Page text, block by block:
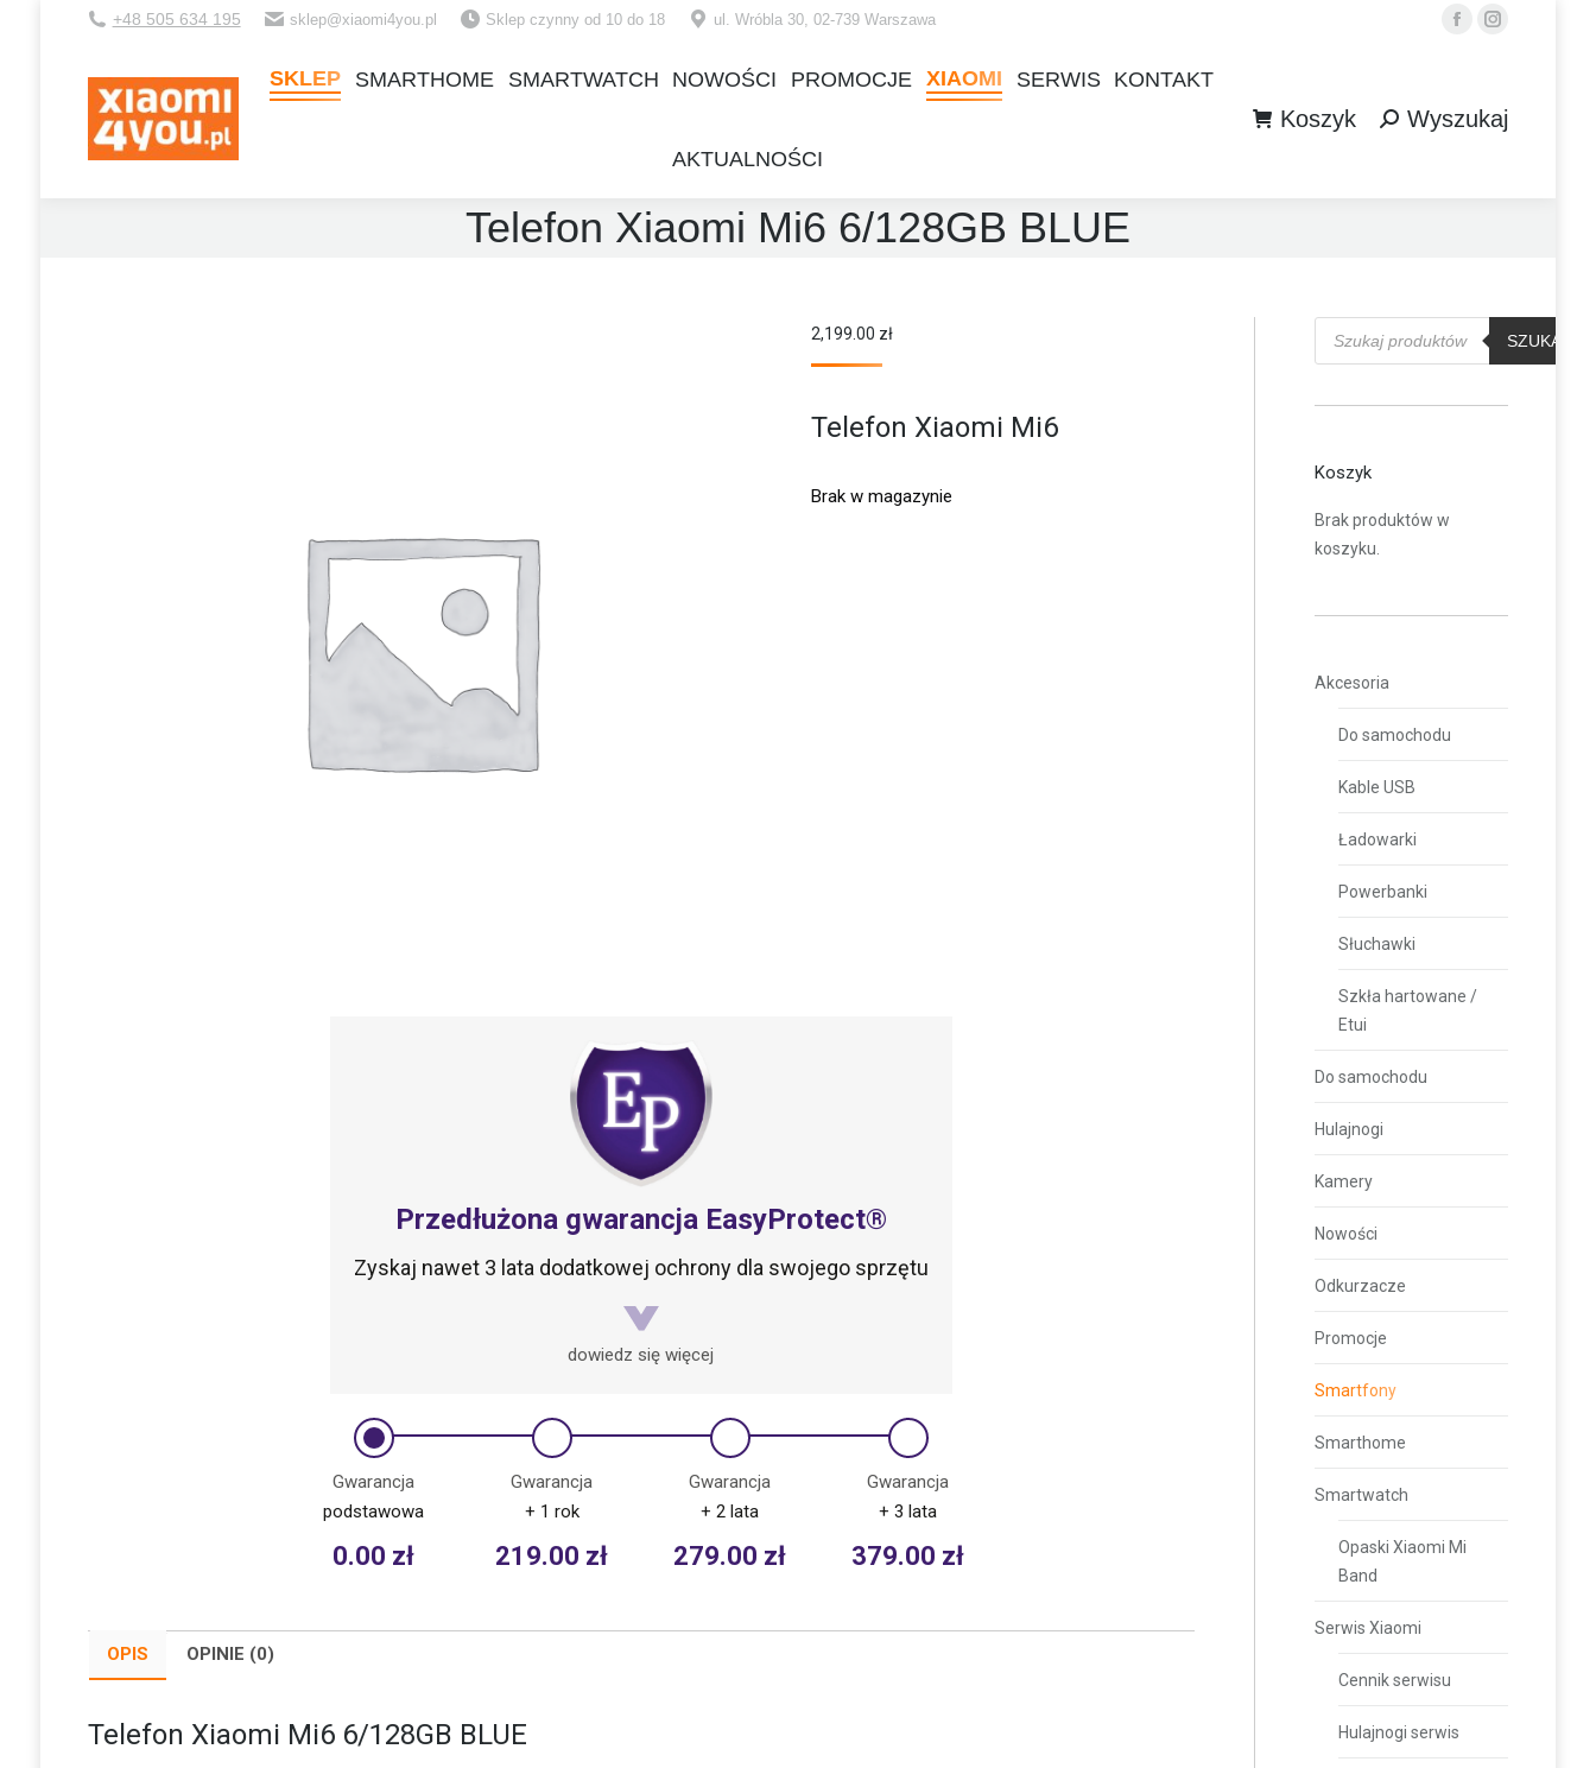
+48 505 634 195 sklep@xiaomi4you.pl Sklep czynny od 10 do 18 ul. Wróbla 30, 02-739 Warszawa
FacebookInstagram
SKLEP SMARTHOME SMARTWATCH NOWOŚCI PROMOCJE XIAOMI SERWIS KONTAKT
AKTUALNOŚCI
Koszyk Szukaj:Wyszukaj
Telefon Xiaomi Mi6 6/128GB BLUE
2,199.00 zł
Telefon Xiaomi Mi6
Brak w magazynie
Przedłużona gwarancja EasyProtect®
Zyskaj nawet 3 lata dodatkowej ochrony dla swojego sprzętu
dowiedz się więcej
Gwarancja
podstawowa
0.00 zł
Gwarancja
+ 1 rok
219.00 zł
Gwarancja
+ 2 lata
279.00 zł
Gwarancja
+ 3 lata
379.00 zł
OPIS OPINIE (0)
Telefon Xiaomi Mi6 6/128GB BLUE
Wyszukiwarka
produktów
SZUKAJ
Koszyk
Brak produktów w
koszyku.
Akcesoria
Do samochodu
Kable USB
Ładowarki
Powerbanki
Słuchawki
Szkła hartowane /
Etui
Do samochodu
Hulajnogi
Kamery
Nowości
Odkurzacze
Promocje
Smartfony
Smarthome
Smartwatch
Opaski Xiaomi Mi
Band
Serwis Xiaomi
Cennik serwisu
Hulajnogi serwis